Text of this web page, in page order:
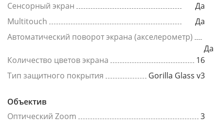
Сенсорный экран
Да
Multitouch
Да
Автоматический поворот экрана (акселерометр)
Да
Количество цветов экрана
16
Тип защитного покрытия
Gorilla Glass v3
Объектив
Оптический Zoom
3